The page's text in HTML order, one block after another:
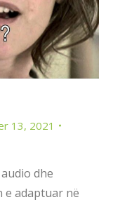
13, 2021
dhe
e adaptuar në